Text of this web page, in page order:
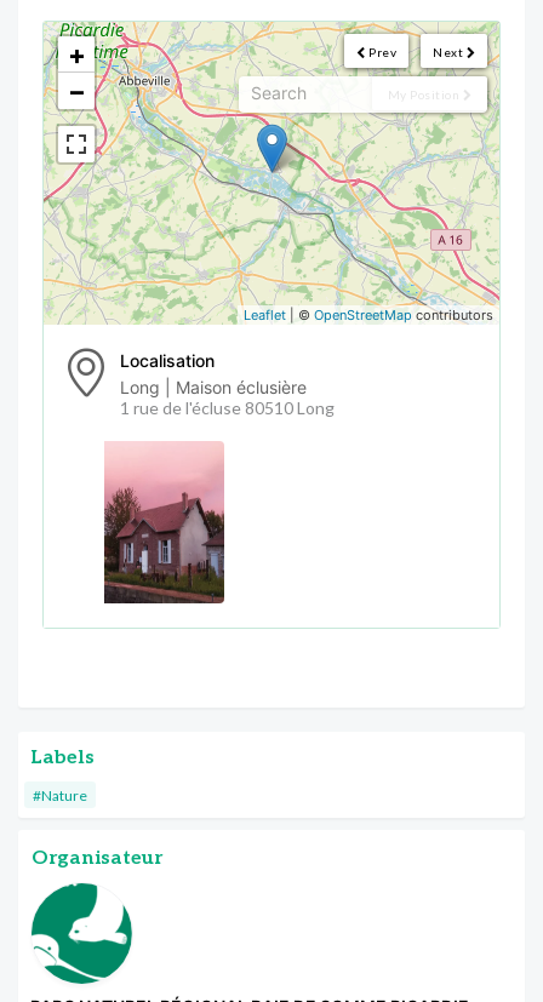
Next
Prev
My Position
<!---->
+
−
Leaflet | © OpenStreetMap contributors
Localisation
Long | Maison éclusière
1 rue de l'écluse 80510 Long
Labels
#Nature
Organisateur